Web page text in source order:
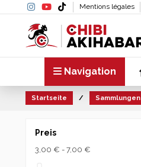
Mentions légales
Navigation
Startseite Sammlungen
Preis
3,00 € - 7,00 €